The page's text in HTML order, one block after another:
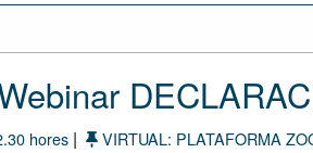
hores | VIRTUAL: PLATAFORMA